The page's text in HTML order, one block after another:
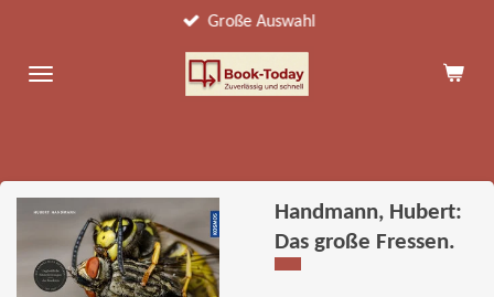
springen
Große Auswahl
Handmann, Hubert:
Das große Fressen.